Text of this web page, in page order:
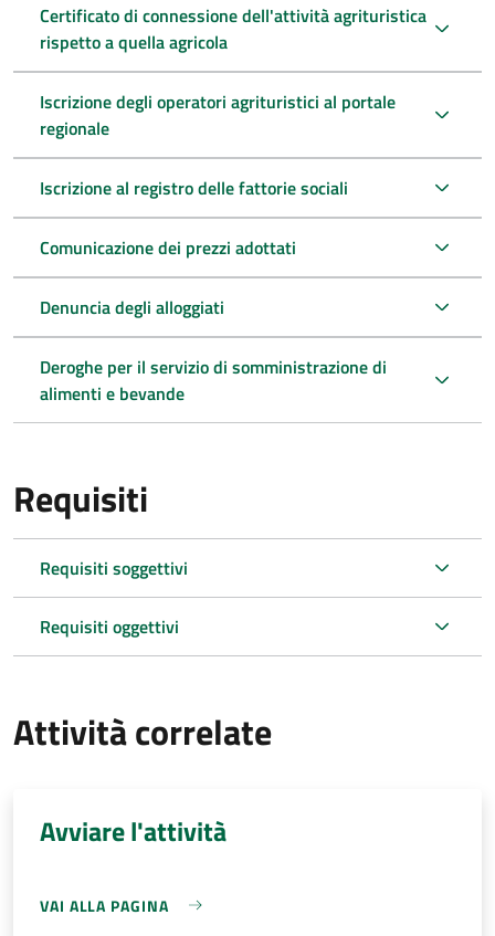
Certificato di connessione dell'attività agrituristica
rispetto a quella agricola
Iscrizione degli operatori agrituristici al portale
regionale
Iscrizione al registro delle fattorie sociali
Comunicazione dei prezzi adottati
Denuncia degli alloggiati
Deroghe per il servizio di somministrazione di
alimenti e bevande
Requisiti
Requisiti soggettivi
Requisiti oggettivi
Attività correlate
Avviare l'attività
VAI ALLA PAGINA